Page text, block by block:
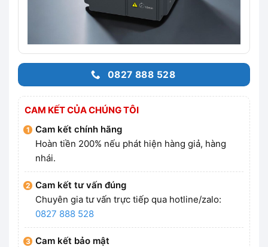
0827 888 528
CAM KẾT CỦA CHÚNG TÔI
Cam kết chính hãng
Hoàn tiền 200% nếu phát hiện hàng giả, hàng
nhái.
Cam kết tư vấn đúng
Chuyên gia tư vấn trực tiếp qua hotline/zalo:
0827 888 528
Cam kết bảo mật